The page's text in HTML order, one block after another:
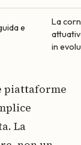
e
La
in
piattaforme
La